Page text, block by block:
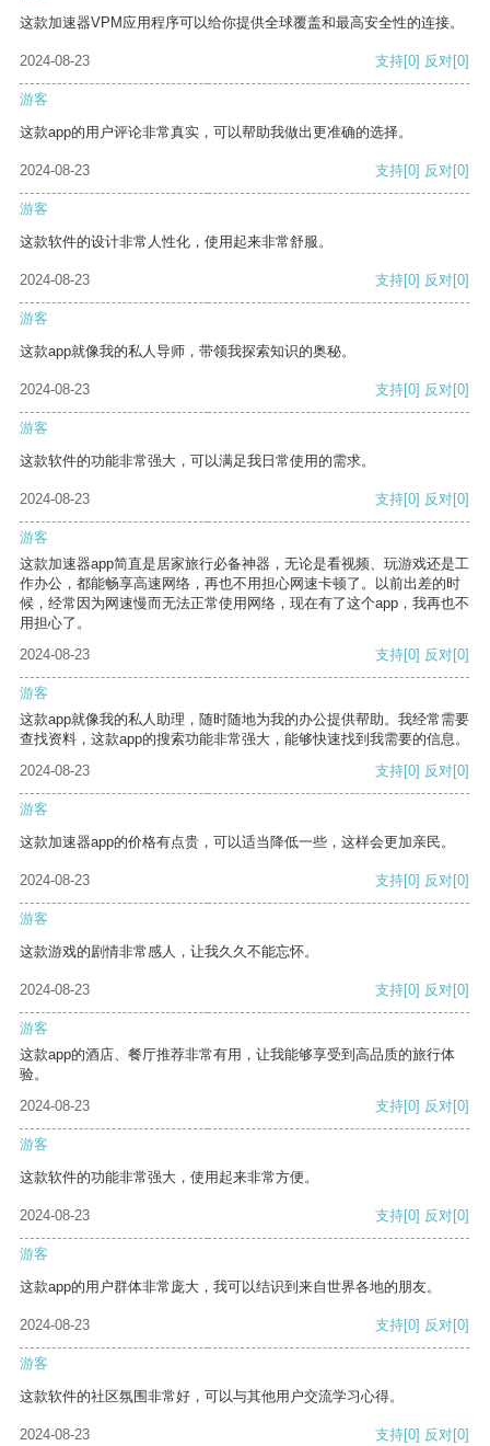
这款加速器VPM应用程序可以给你提供全球覆盖和最高安全性的连接。
2024-08-23 支持[0] 反对[0]
游客
这款app的用户评论非常真实，可以帮助我做出更准确的选择。
2024-08-23 支持[0] 反对[0]
游客
这款软件的设计非常人性化，使用起来非常舒服。
2024-08-23 支持[0] 反对[0]
游客
这款app就像我的私人导师，带领我探索知识的奥秘。
2024-08-23 支持[0] 反对[0]
游客
这款软件的功能非常强大，可以满足我日常使用的需求。
2024-08-23 支持[0] 反对[0]
游客
这款加速器app简直是居家旅行必备神器，无论是看视频、玩游戏还是工
作办公，都能畅享高速网络，再也不用担心网速卡顿了。以前出差的时
候，经常因为网速慢而无法正常使用网络，现在有了这个app，我再也不
用担心了。
2024-08-23
支持[0] 反对[0]
游客
这款app就像我的私人助理，随时随地为我的办公提供帮助。我经常需要
查找资料，这款app的搜索功能非常强大，能够快速找到我需要的信息。
2024-08-23
支持[0] 反对[0]
游客
这款加速器app的价格有点贵，可以适当降低一些，这样会更加亲民。
2024-08-23 支持[0] 反对[0]
游客
这款游戏的剧情非常感人，让我久久不能忘怀。
2024-08-23 支持[0] 反对[0]
游客
这款app的酒店、餐厅推荐非常有用，让我能够享受到高品质的旅行体
验。
2024-08-23
支持[0] 反对[0]
游客
这款软件的功能非常强大，使用起来非常方便。
2024-08-23 支持[0] 反对[0]
游客
这款app的用户群体非常庞大，我可以结识到来自世界各地的朋友。
2024-08-23 支持[0] 反对[0]
游客
这款软件的社区氛围非常好，可以与其他用户交流学习心得。
2024-08-23 支持[0] 反对[0]